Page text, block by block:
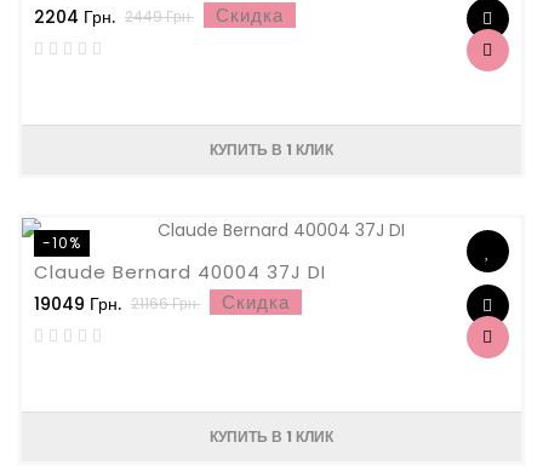
2204 Грн. 2449 Грн. Скидка
КУПИТЬ В 1 КЛИК
-10%
Claude Bernard 40004 37J DI
19049 Грн. 21166 Грн. Скидка
КУПИТЬ В 1 КЛИК